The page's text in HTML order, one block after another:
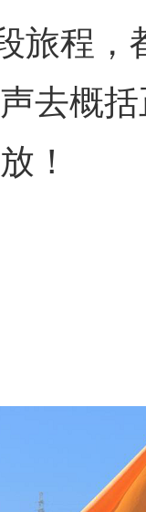
旅程
去概
！